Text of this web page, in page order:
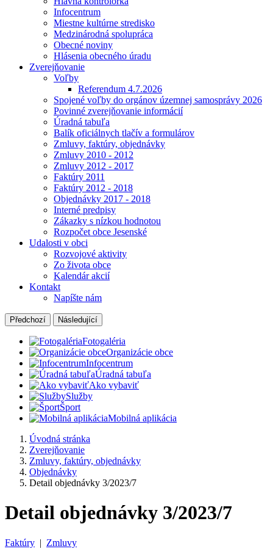
Infocentrum
Miestne kultúrne stredisko
Medzinárodná spolupráca
Obecné noviny
Hlásenia obecného úradu
Zverejňovanie
Voľby
Referendum 4.7.2026
Spojené voľby do orgánov územnej samosprávy 2026
Povinné zverejňovanie informácií
Úradná tabuľa
Balík oficiálnych tlačív a formulárov
Zmluvy, faktúry, objednávky
Zmluvy 2010 - 2012
Zmluvy 2012 - 2017
Faktúry 2011
Faktúry 2012 - 2018
Objednávky 2017 - 2018
Interné predpisy
Zákazky s nízkou hodnotou
Rozpočet obce Jesenské
Udalosti v obci
Rozvojové aktivity
Zo života obce
Kalendár akcií
Kontakt
Napíšte nám
Předchozí Následující
Fotogaléria
Organizácie obce
Infocentrum
Úradná tabuľa
Ako vybaviť
Služby
Šport
Mobilná aplikácia
Úvodná stránka
Zverejňovanie
Zmluvy, faktúry, objednávky
Objednávky
Detail objednávky 3/2023/7
Detail objednávky 3/2023/7
Faktúry | Zmluvy